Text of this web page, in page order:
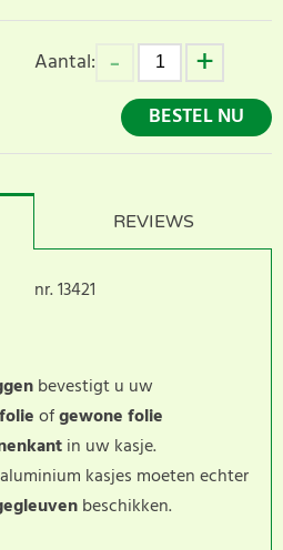
Aantal:
BESTEL NU
REVIEWS
nr. 13421
bevestigt u uw
ofgewone folie
in uw kasje.
kasjes moeten echter
beschikken.